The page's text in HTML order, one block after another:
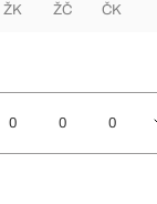
ŽK ŽČ ČK
0 0 0